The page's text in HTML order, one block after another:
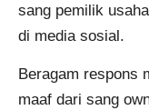
sang pemilik
di media sosial.
Beragam respons
maaf dari sang